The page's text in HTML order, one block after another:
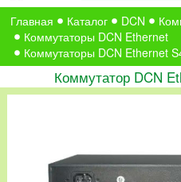
Главная Каталог DCN
Коммутаторы DCN Ethernet
Коммутаторы DCN Ethernet
Коммутатор DCN